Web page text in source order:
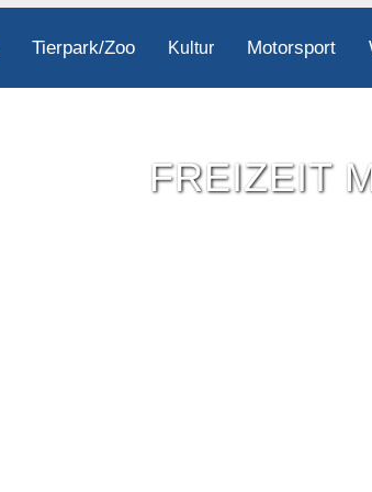
Tierpark/Zoo Kultur Motorsport
FREIZEIT